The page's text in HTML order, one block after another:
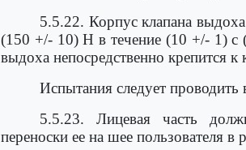
5.5.22. Корпус клапана
(150 +/- 10) Н в течение (10 +/- 1) с
выдоха непосредственно крепится к
Испытания следует
5.5.23. Лицевая часть
переноски ее на шее пользователя